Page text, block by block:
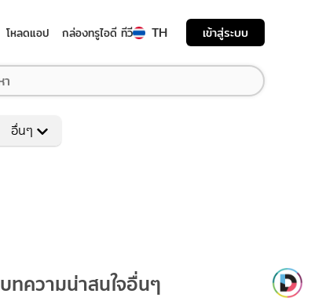
โหลดแอป กล่องทรูไอดี ทีวี TH เข้าสู่ระบบ
อื่นๆ
บทความน่าสนใจอื่นๆ